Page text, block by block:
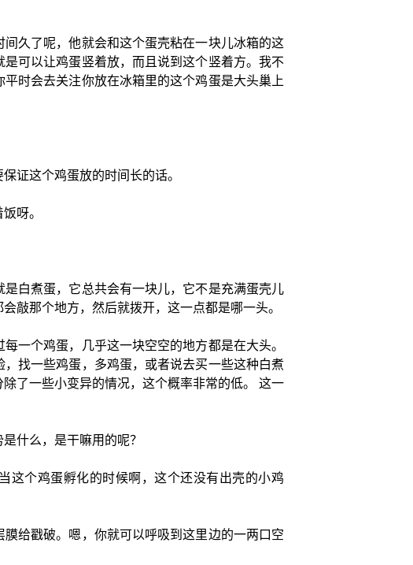
久了呢，他就会和这个蛋壳粘在一块儿冰箱的这
可以让鸡蛋竖着放，而且说到这个竖着方。我不
时会去关注你放在冰箱里的这个鸡蛋是大头巢上
证这个鸡蛋放的时间长的话。
呀。
白煮蛋，它总共会有一块儿，它不是充满蛋壳儿
敲那个地方，然后就拨开，这一点都是哪一头。
一个鸡蛋，几乎这一块空空的地方都是在大头。
找一些鸡蛋，多鸡蛋，或者说去买一些这种白煮
了一些小变异的情况，这个概率非常的低。 这一
什么，是干嘛用的呢？
这个鸡蛋孵化的时候啊，这个还没有出壳的小鸡
给戳破。嗯，你就可以呼吸到这里边的一两口空